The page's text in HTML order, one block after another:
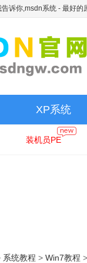
诉你,msdn系统 - 最好的
XP系统
装机员PE
系统教程 > Win7教程 >